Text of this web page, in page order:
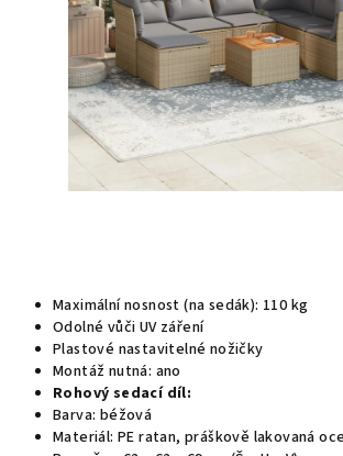
Maximální nosnost (na sedák): 110 kg
Odolné vůči UV záření
Plastové nastavitelné nožičky
Montáž nutná: ano
Rohový sedací díl:
Barva: béžová
Materiál: PE ratan, práškově lakovaná